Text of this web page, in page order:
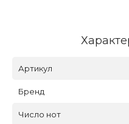
Артикул
Бренд
Число нот